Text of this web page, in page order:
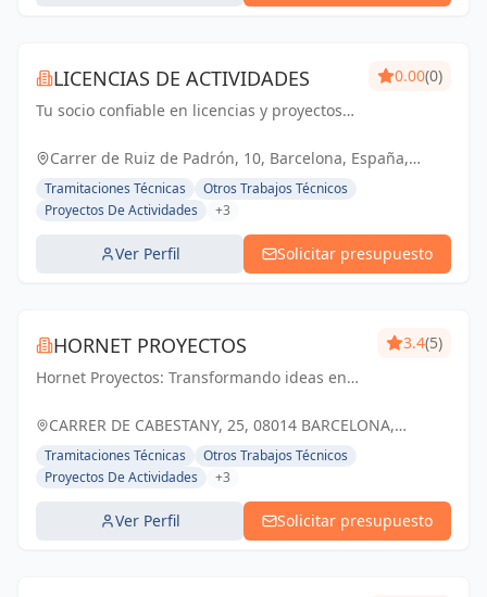
LICENCIAS DE ACTIVIDADES
Tu socio confiable en licencias y proyectos
que tu negocio prospere.
0.00(0)
Carrer de Ruiz de Padrón, 10, Barcelona, España,
España
Tramitaciones Técnicas
Otros Trabajos Técnicos
Proyectos De Actividades
+3
Ver Perfil Solicitar presupuesto
HORNET PROYECTOS
Hornet Proyectos: Transformando ideas en
impulsando el crecimiento de nuestros
3.4(5)
CARRER DE CABESTANY, 25, 08014 BARCELONA,
ESPAÑA, España
Tramitaciones Técnicas
Otros Trabajos Técnicos
Proyectos De Actividades
+3
Ver Perfil Solicitar presupuesto